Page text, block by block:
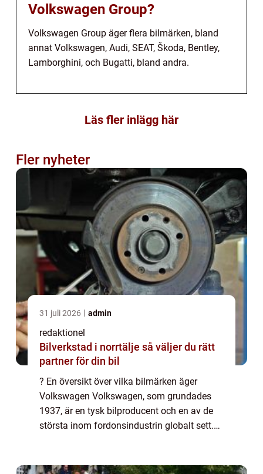
Volkswagen Group?
Volkswagen Group äger flera bilmärken, bland
annat Volkswagen, Audi, SEAT, Škoda, Bentley,
Lamborghini, och Bugatti, bland andra.
Läs fler inlägg här
Fler nyheter
31 juli 2026 admin
redaktionel
Bilverkstad i norrtälje så väljer du rätt
partner för din bil
? En översikt över vilka bilmärken äger
Volkswagen Volkswagen, som grundades
1937, är en tysk bilproducent och en av de
största inom fordonsindustrin globalt sett.